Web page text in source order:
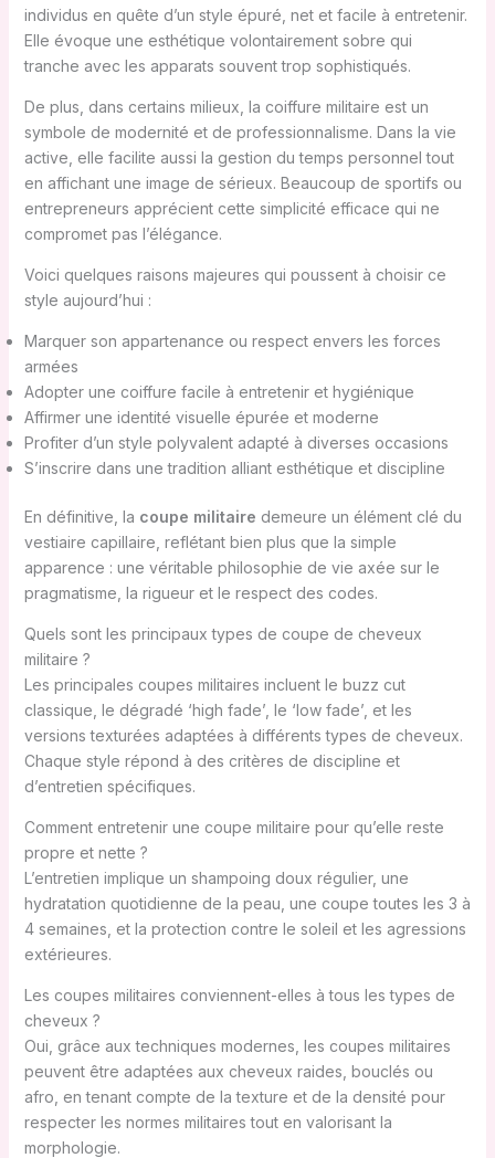
individus en quête d’un style épuré, net et facile à entretenir.
Elle évoque une esthétique volontairement sobre qui
tranche avec les apparats souvent trop sophistiqués.
De plus, dans certains milieux, la coiffure militaire est un
symbole de modernité et de professionnalisme. Dans la vie
active, elle facilite aussi la gestion du temps personnel tout
en affichant une image de sérieux. Beaucoup de sportifs ou
entrepreneurs apprécient cette simplicité efficace qui ne
compromet pas l’élégance.
Voici quelques raisons majeures qui poussent à choisir ce
style aujourd’hui :
Marquer son appartenance ou respect envers les forces
armées
Adopter une coiffure facile à entretenir et hygiénique
Affirmer une identité visuelle épurée et moderne
Profiter d’un style polyvalent adapté à diverses occasions
S’inscrire dans une tradition alliant esthétique et discipline
En définitive, la coupe militaire demeure un élément clé du
vestiaire capillaire, reflétant bien plus que la simple
apparence : une véritable philosophie de vie axée sur le
pragmatisme, la rigueur et le respect des codes.
Quels sont les principaux types de coupe de cheveux
militaire ?
Les principales coupes militaires incluent le buzz cut
classique, le dégradé ‘high fade’, le ‘low fade’, et les
versions texturées adaptées à différents types de cheveux.
Chaque style répond à des critères de discipline et
d’entretien spécifiques.
Comment entretenir une coupe militaire pour qu’elle reste
propre et nette ?
L’entretien implique un shampoing doux régulier, une
hydratation quotidienne de la peau, une coupe toutes les 3 à
4 semaines, et la protection contre le soleil et les agressions
extérieures.
Les coupes militaires conviennent-elles à tous les types de
cheveux ?
Oui, grâce aux techniques modernes, les coupes militaires
peuvent être adaptées aux cheveux raides, bouclés ou
afro, en tenant compte de la texture et de la densité pour
respecter les normes militaires tout en valorisant la
morphologie.